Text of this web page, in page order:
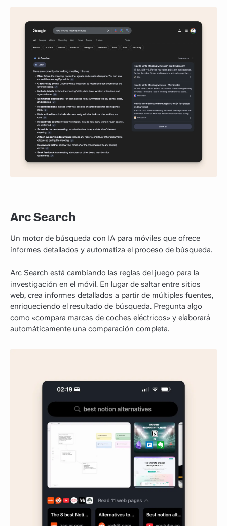
Arc Search
Un motor de búsqueda con IA para móviles que ofrece
informes detallados y automatiza el proceso de búsqueda.
Arc Search está cambiando las reglas del juego para la
investigación en el móvil. En lugar de saltar entre sitios
web, crea informes detallados a partir de múltiples fuentes,
enriqueciendo el resultado de búsqueda. Pregunta algo
como «compara marcas de coches eléctricos» y elaborará
automáticamente una comparación completa.